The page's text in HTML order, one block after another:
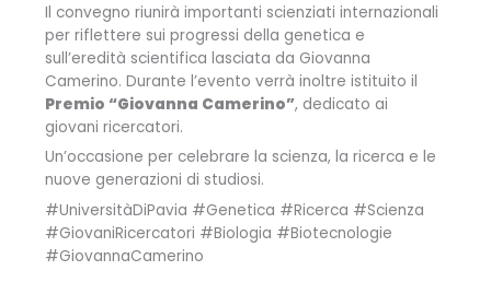
Il convegno riunirà importanti scienziati internazionali
per riflettere sui progressi della genetica e
sull’eredità scientifica lasciata da Giovanna
Camerino. Durante l’evento verrà inoltre istituito il
Premio “Giovanna Camerino”, dedicato ai
giovani ricercatori.
Un’occasione per celebrare la scienza, la ricerca e le
nuove generazioni di studiosi.
#UniversitàDiPavia #Genetica #Ricerca #Scienza
#GiovaniRicercatori #Biologia #Biotecnologie
#GiovannaCamerino